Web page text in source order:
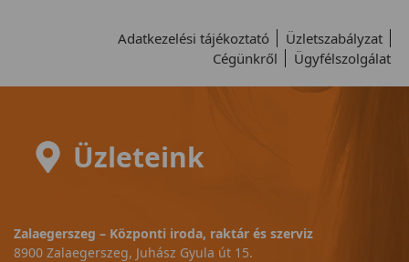
Adatkezelési tájékoztató
Üzletszabályzat
Cégünkről
Ügyfélszolgálat
Üzleteink
Zalaegerszeg – Központi iroda, raktár és szerviz
8900 Zalaegerszeg, Juhász Gyula út 15.